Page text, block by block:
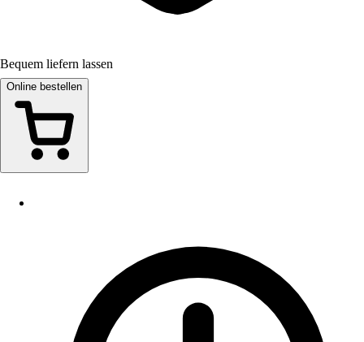
Bequem liefern lassen
Online bestellen